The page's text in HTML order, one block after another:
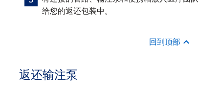
给您的返还包装中。
回到顶部
返还输注泵